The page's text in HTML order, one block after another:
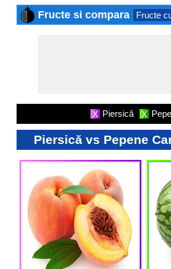
Fructe si compara Fructe
X Piersică X
Piersică vs Pepene